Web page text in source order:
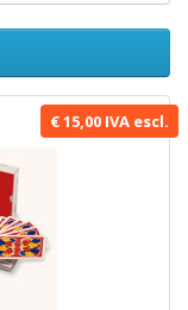
€ 15,00 IVA escl.